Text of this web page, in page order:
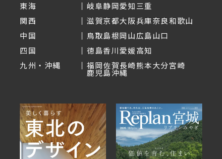
東海
岐阜静岡愛知三重
関西
滋賀京都大阪兵庫奈良和歌山
中国
鳥取島根岡山広島山口
四国
徳島香川愛媛高知
九州・沖縄
福岡佐賀長崎熊本大分宮崎
鹿児島沖縄